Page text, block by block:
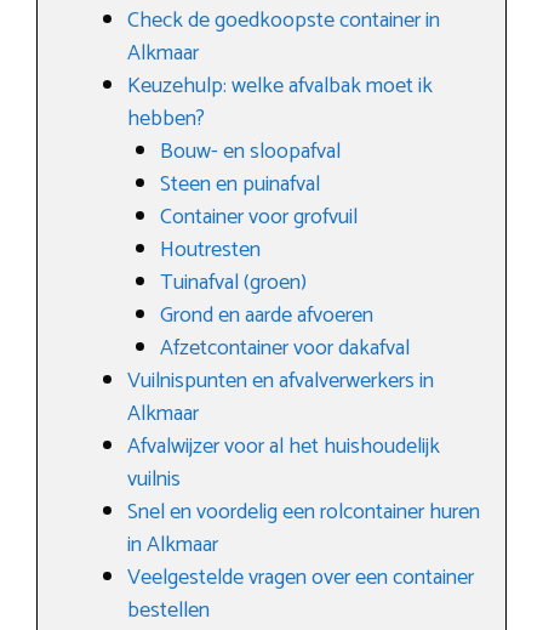
Check de goedkoopste container in
Alkmaar
Keuzehulp: welke afvalbak moet ik
hebben?
Bouw- en sloopafval
Steen en puinafval
Container voor grofvuil
Houtresten
Tuinafval (groen)
Grond en aarde afvoeren
Afzetcontainer voor dakafval
Vuilnispunten en afvalverwerkers in
Alkmaar
Afvalwijzer voor al het huishoudelijk
vuilnis
Snel en voordelig een rolcontainer huren
in Alkmaar
Veelgestelde vragen over een container
bestellen